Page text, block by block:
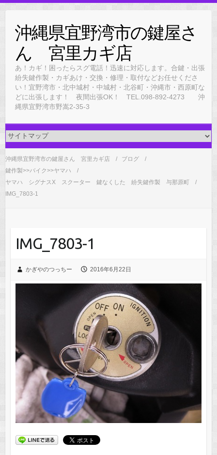
content沖縄県宜野湾市の鍵屋さ
ん 宮里カギ店
あ！カギ！困ったらスグ電話！迅速に対応します。合鍵・出張
紛失鍵作製・カギあけ・交換・修理・取付などお任せくださ
い！宜野湾市・北中城村・中城村・北谷町・沖縄市・西原町な
どに出張します！ 夜間出張OK！ TEL.098-892-4273 沖
縄県宜野湾市野嵩2-35-3
沖縄県宜野湾市の鍵屋さん 宮里カギ店
ブログ
鍵作製>>バイク>>ヤマハ
ヤマハ シグナスX スクーター 鍵なくした 紛失鍵作製 与那原町
IMG_7803-1
IMG_7803-1
かぎやのつっちー 2016年6月22日